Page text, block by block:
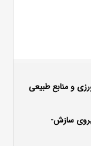
و منابع طبیعی
سازش-